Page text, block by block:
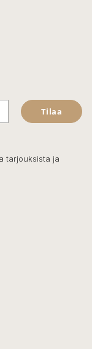
Tilaa
tarjouksista ja